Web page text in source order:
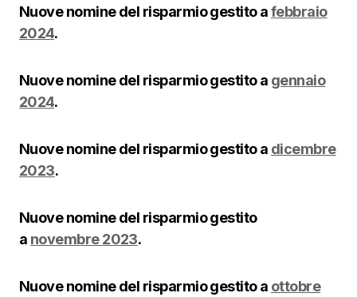
Nuove nomine del risparmio gestito afebbraio
2024.
Nuove nomine del risparmio gestito a gennaio
2024.
Nuove nomine del risparmio gestito a dicembre
2023.
Nuove nomine del risparmio gestito
a novembre 2023.
Nuove nomine del risparmio gestito a ottobre